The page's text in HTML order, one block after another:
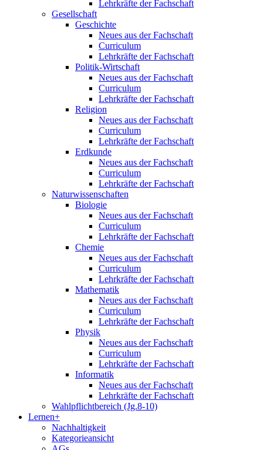
Lehrkräfte der Fachschaft
Gesellschaft
Geschichte
Neues aus der Fachschaft
Curriculum
Lehrkräfte der Fachschaft
Politik-Wirtschaft
Neues aus der Fachschaft
Curriculum
Lehrkräfte der Fachschaft
Religion
Neues aus der Fachschaft
Curriculum
Lehrkräfte der Fachschaft
Erdkunde
Neues aus der Fachschaft
Curriculum
Lehrkräfte der Fachschaft
Naturwissenschaften
Biologie
Neues aus der Fachschaft
Curriculum
Lehrkräfte der Fachschaft
Chemie
Neues aus der Fachschaft
Curriculum
Lehrkräfte der Fachschaft
Mathematik
Neues aus der Fachschaft
Curriculum
Lehrkräfte der Fachschaft
Physik
Neues aus der Fachschaft
Curriculum
Lehrkräfte der Fachschaft
Informatik
Neues aus der Fachschaft
Lehrkräfte der Fachschaft
Wahlpflichtbereich (Jg.8-10)
Lernen+
Nachhaltigkeit
Kategorieansicht